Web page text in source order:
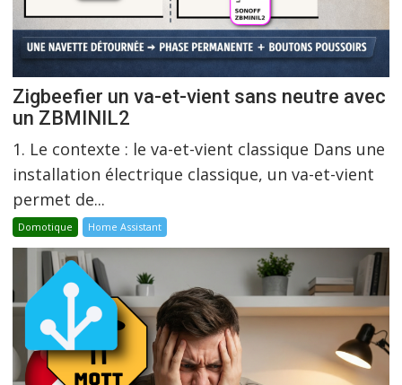
Zigbeefier un va-et-vient sans neutre avec
un ZBMINIL2
1. Le contexte : le va-et-vient classique Dans une
installation électrique classique, un va-et-vient
permet de...
Domotique Home Assistant